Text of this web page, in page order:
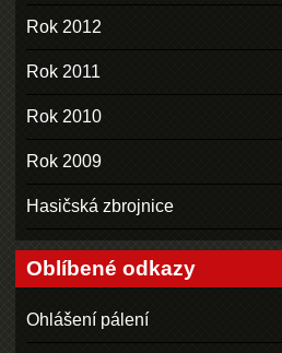
Rok 2012
Rok 2011
Rok 2010
Rok 2009
Hasičská zbrojnice
Oblíbené odkazy
Ohlášení pálení